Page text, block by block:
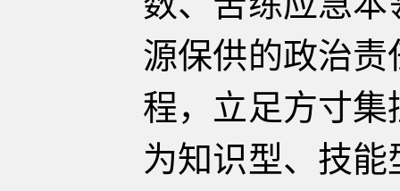
源保供的政治
程，立足方寸
为知识型、技